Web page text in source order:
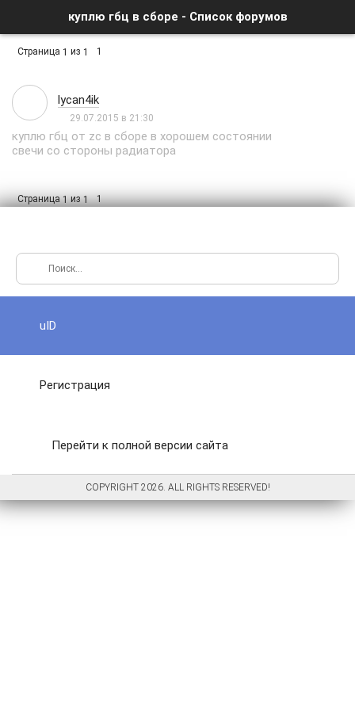
куплю гбц в сборе - Список форумов
Страница 1 из 1 1
lycan4ik
29.07.2015 в 21:30
куплю гбц от zc в сборе в хорошем состоянии
свечи со стороны радиатора
Страница1из1 1
uID
Регистрация
Перейти к полной версии сайта
COPYRIGHT 2026. ALL RIGHTS RESERVED!